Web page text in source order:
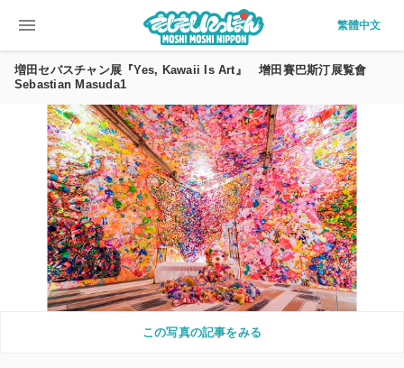
menu 繁體中文
増田セバスチャン展『Yes, Kawaii Is Art』 增田賽巴斯汀展覧會
Sebastian Masuda1
この写真の記事をみる